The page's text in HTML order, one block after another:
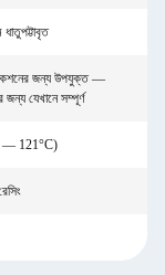
জন্য উপযুক্ত —
জন্য যেখানে সম্পূর্ণ
— 121°C)